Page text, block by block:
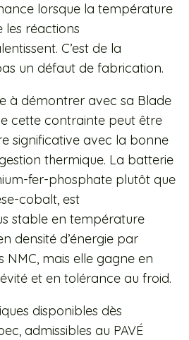
lorsque la température
les réactions
C’est de la
un défaut de fabrication.
à démontrer avec sa Blade
cette contrainte peut être
significative avec la bonne
thermique. La batterie
fer-phosphate plutôt que
cobalt, est
stable en température
densité d’énergie par
mais elle gagne en
et en tolérance au froid.
disponibles dès
admissibles au PAVÉ